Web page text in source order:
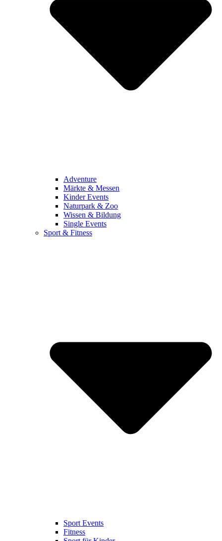
Adventure
Märkte & Messen
Kinder Events
Naturpark & Zoo
Wissen & Bildung
Single Events
Sport & Fitness
Sport Events
Fitness